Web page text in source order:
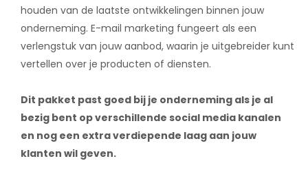
houden van de laatste ontwikkelingen binnen jouw
onderneming. E-mail marketing fungeert als een
verlengstuk van jouw aanbod, waarin je uitgebreider kunt
vertellen over je producten of diensten.
Dit pakket past goed bij je onderneming als je al
bezig bent op verschillende social media kanalen
en nog een extra verdiepende laag aan jouw
klanten wil geven.